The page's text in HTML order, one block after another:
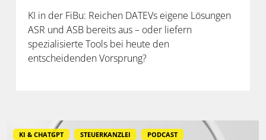
KI in der FiBu: Reichen DATEVs eigene Lösungen
ASR und ASB bereits aus – oder liefern
spezialisierte Tools bei heute den
entscheidenden Vorsprung?
KI & CHATGPT STEUERKANZLEI PODCAST